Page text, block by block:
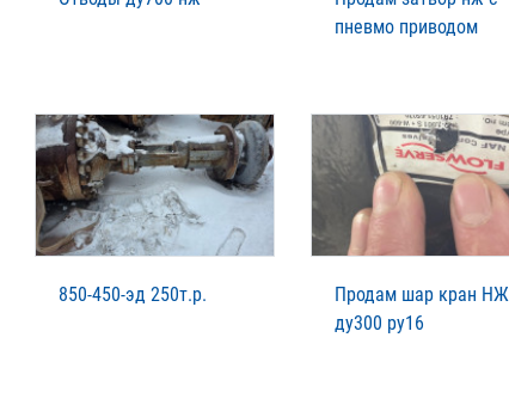
пневмо приводом
850-450-эд 250т.р.
Продам шар кран НЖ
ду300 ру16